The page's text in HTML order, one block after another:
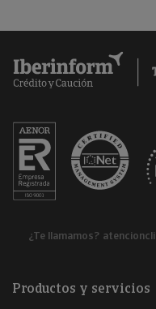
¿Te llamamos?
Productos y servicios